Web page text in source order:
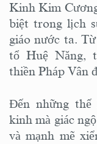
Kinh Kim
biệt trong lịch
giáo nước ta.
tổ Huệ Năng,
thiền Pháp Vân
Đến những thế
kinh mà giác
và mạnh mẽ